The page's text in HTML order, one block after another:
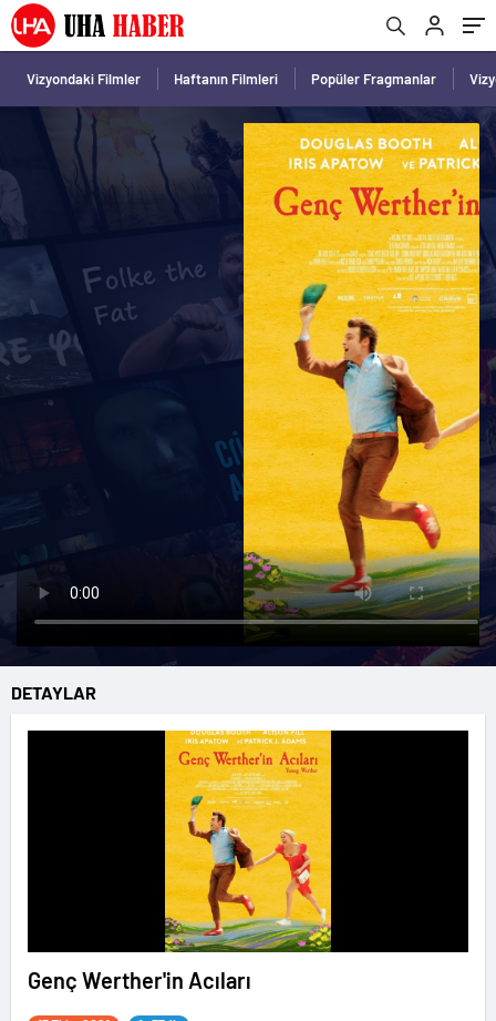
Vizyondaki Filmler Haftanın Filmleri Popüler Fragmanlar
DETAYLAR
Genç Werther'in Acıları